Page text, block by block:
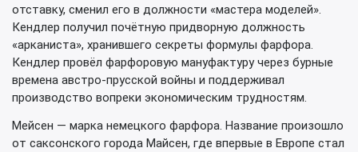
отставку, сменил его в должности «мастера моделей».
Кендлер получил почётную придворную должность
«арканиста», хранившего секреты формулы фарфора.
Кендлер провёл фарфоровую мануфактуру через бурные
времена австро-прусской войны и поддерживал
производство вопреки экономическим трудностям.
Мейсен — марка немецкого фарфора. Название произошло
от саксонского города Майсен, где впервые в Европе стал